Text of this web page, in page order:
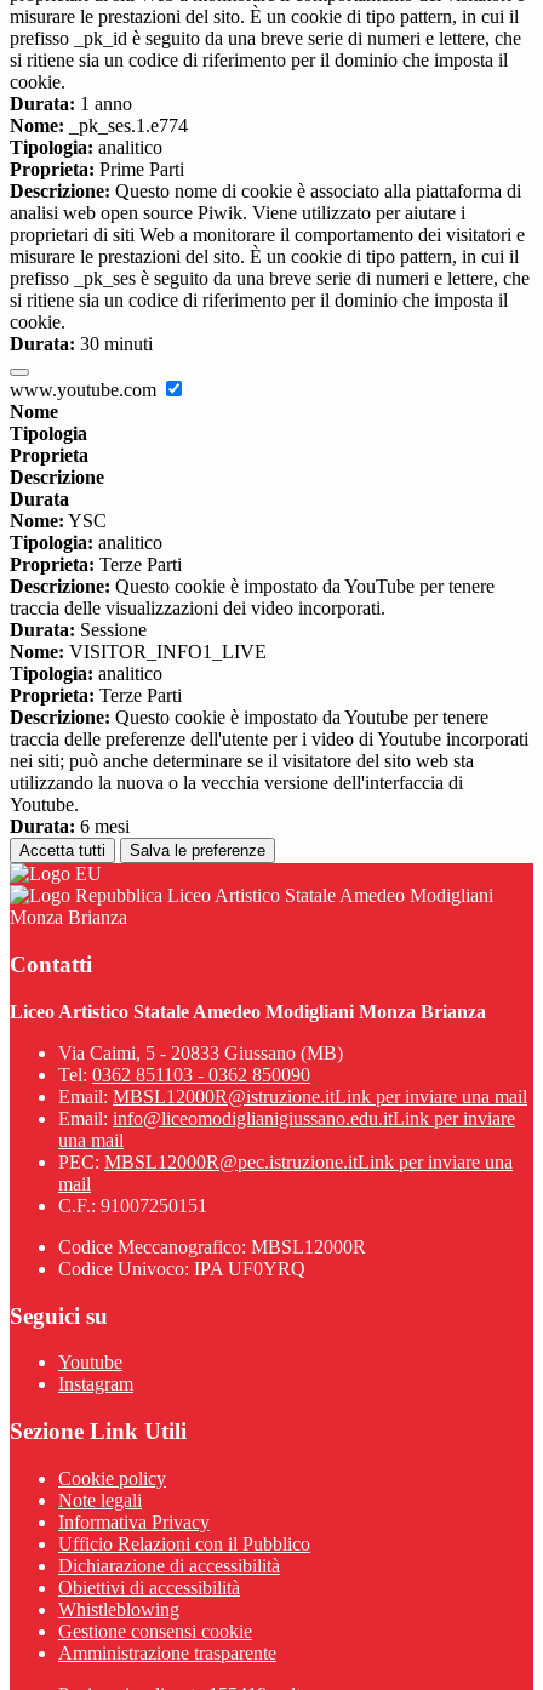
misurare le prestazioni del sito. È un cookie di tipo pattern, in cui il
prefisso _pk_id è seguito da una breve serie di numeri e lettere, che
si ritiene sia un codice di riferimento per il dominio che imposta il
cookie.
Durata: 1 anno
Nome: _pk_ses.1.e774
Tipologia: analitico
Proprieta: Prime Parti
Descrizione: Questo nome di cookie è associato alla piattaforma di
analisi web open source Piwik. Viene utilizzato per aiutare i
proprietari di siti Web a monitorare il comportamento dei visitatori e
misurare le prestazioni del sito. È un cookie di tipo pattern, in cui il
prefisso _pk_ses è seguito da una breve serie di numeri e lettere, che
si ritiene sia un codice di riferimento per il dominio che imposta il
cookie.
Durata: 30 minuti
www.youtube.com
Nome
Tipologia
Proprieta
Descrizione
Durata
Nome: YSC
Tipologia: analitico
Proprieta: Terze Parti
Descrizione: Questo cookie è impostato da YouTube per tenere
traccia delle visualizzazioni dei video incorporati.
Durata: Sessione
Nome: VISITOR_INFO1_LIVE
Tipologia: analitico
Proprieta: Terze Parti
Descrizione: Questo cookie è impostato da Youtube per tenere
traccia delle preferenze dell'utente per i video di Youtube incorporati
nei siti; può anche determinare se il visitatore del sito web sta
utilizzando la nuova o la vecchia versione dell'interfaccia di
Youtube.
Durata: 6 mesi
Accetta tutti Salva le preferenze
Liceo Artistico Statale Amedeo Modigliani
Monza Brianza
Contatti
Liceo Artistico Statale Amedeo Modigliani Monza Brianza
Via Caimi, 5 - 20833 Giussano (MB)
Tel: 0362 851103 - 0362 850090
Email: MBSL12000R@istruzione.itLink per inviare una mail
Email: info@liceomodiglianigiussano.edu.itLink per inviare
una mail
PEC: MBSL12000R@pec.istruzione.itLink per inviare una
mail
C.F.: 91007250151
Codice Meccanografico: MBSL12000R
Codice Univoco: IPA UF0YRQ
Seguici su
Youtube
Instagram
Sezione Link Utili
Cookie policy
Note legali
Informativa Privacy
Ufficio Relazioni con il Pubblico
Dichiarazione di accessibilità
Obiettivi di accessibilità
Whistleblowing
Gestione consensi cookie
Amministrazione trasparente